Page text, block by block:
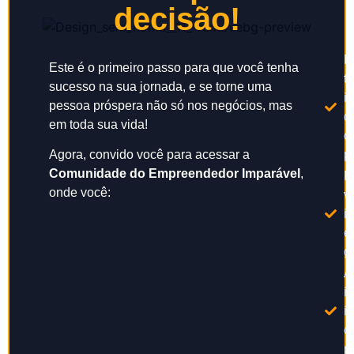
decisão!
Este é o primeiro passo para que você tenha
sucesso na sua jornada, e se torne uma
pessoa próspera não só nos negócios, mas
em toda sua vida!
Agora, convido você para acessar a
Comunidade do Empreendedor Imparável ,
onde você:
e